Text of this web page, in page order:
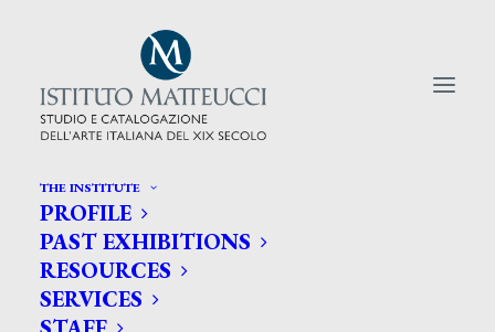
THE INSTITUTE
PROFILE
PAST EXHIBITIONS
RESOURCES
SERVICES
CERCA TRA GLI ARTISTI:
Search
for: